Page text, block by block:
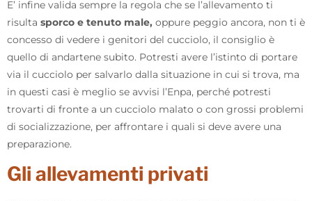
E’ infine valida sempre la regola che se l’allevamento ti
risulta sporco e tenuto male, oppure peggio ancora, non ti è
concesso di vedere i genitori del cucciolo, il consiglio è
quello di andartene subito. Potresti avere l’istinto di portare
via il cucciolo per salvarlo dalla situazione in cui si trova, ma
in questi casi è meglio se avvisi l’Enpa, perché potresti
trovarti di fronte a un cucciolo malato o con grossi problemi
di socializzazione, per affrontare i quali si deve avere una
preparazione.
Gli allevamenti privati